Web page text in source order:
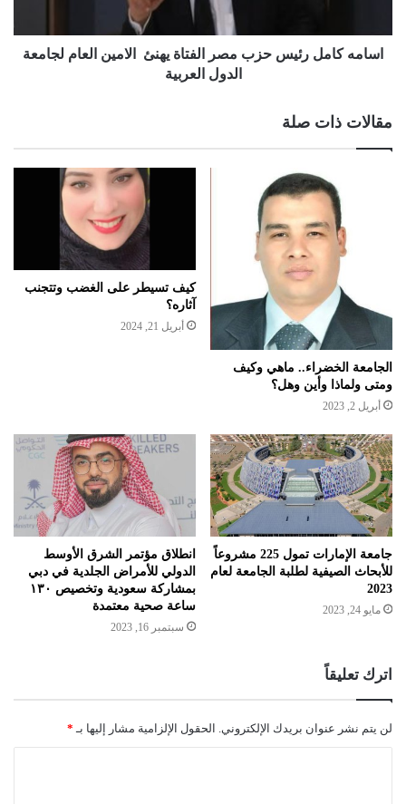
اسامه كامل رئيس حزب مصر الفتاة يهنئ الامين العام لجامعة
الدول العربية
مقالات ذات صلة
الجامعة الخضراء.. ماهي وكيف
ومتى ولماذا وأين وهل؟
أبريل 2, 2023
كيف تسيطر على الغضب وتتجنب
آثاره؟
أبريل 21, 2024
جامعة الإمارات تمول 225 مشروعاً
للأبحاث الصيفية لطلبة الجامعة لعام
2023
مايو 24, 2023
انطلاق مؤتمر الشرق الأوسط
الدولي للأمراض الجلدية في دبي
بمشاركة سعودية وتخصيص ١٣٠
ساعة صحية معتمدة
سبتمبر 16, 2023
اترك تعليقاً
لن يتم نشر عنوان بريدك الإلكتروني. الحقول الإلزامية مشار إليها بـ *